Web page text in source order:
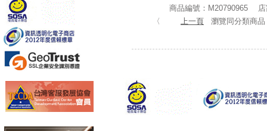
商品編號：M20790965 店
〈
上一頁 瀏覽同分類商